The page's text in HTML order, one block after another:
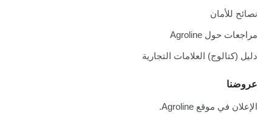
نصائح للأمان
مراجعات حول Agroline
دليل (كتالوج) العلامات التجارية
عروضنا
الإعلان في موقع Agroline.